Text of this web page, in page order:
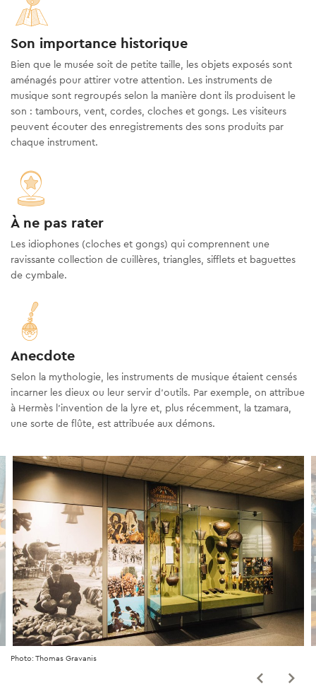
Son importance historique
Bien que le musée soit de petite taille, les objets exposés sont
aménagés pour attirer votre attention. Les instruments de
musique sont regroupés selon la manière dont ils produisent le
son : tambours, vent, cordes, cloches et gongs. Les visiteurs
peuvent écouter des enregistrements des sons produits par
chaque instrument.
À ne pas rater
Les idiophones (cloches et gongs) qui comprennent une
ravissante collection de cuillères, triangles, sifflets et baguettes
de cymbale.
Anecdote
Selon la mythologie, les instruments de musique étaient censés
incarner les dieux ou leur servir d'outils. Par exemple, on attribue
à Hermès l'invention de la lyre et, plus récemment, la tzamara,
une sorte de flûte, est attribuée aux démons.
Photo: Thomas Gravanis